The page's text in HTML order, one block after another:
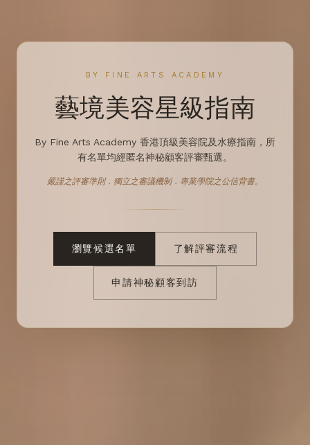
BY FINE ARTS ACADEMY
藝境美容星級指南
By Fine Arts Academy 香港頂級美容院及水療指南，所
有名單均經匿名神秘顧客評審甄選。
嚴謹之評審準則．獨立之審議機制．專業學院之公信背書。
瀏覽候選名單 了解評審流程
申請神秘顧客到訪